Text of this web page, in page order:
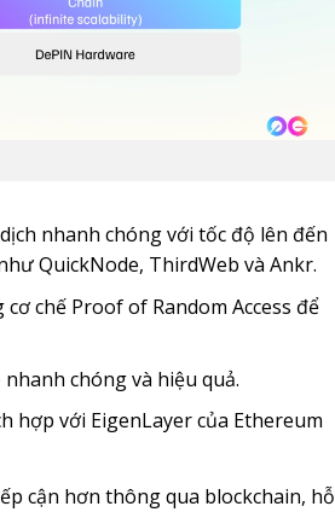
nhanh chóng với tốc độ lên đến
QuickNode, ThirdWeb và Ankr.
chế Proof of Random Access để
chóng và hiệu quả.
hợp với EigenLayer của Ethereum
cận hơn thông qua blockchain, hỗ